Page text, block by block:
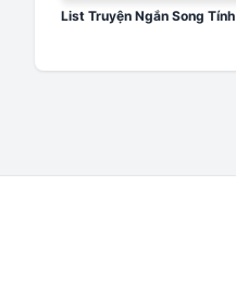
List Truyện Ngắn Song Tính